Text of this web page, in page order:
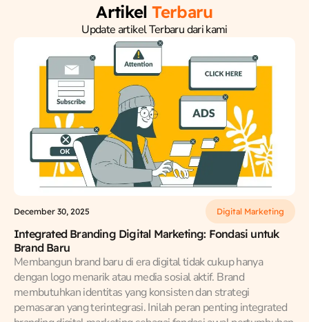
ArtikelTerbaru
Update artikel Terbaru dari kami
December 30, 2025 Digital Marketing
Integrated Branding Digital Marketing: Fondasi untuk
Brand Baru
Membangun brand baru di era digital tidak cukup hanya
dengan logo menarik atau media sosial aktif. Brand
membutuhkan identitas yang konsisten dan strategi
pemasaran yang terintegrasi. Inilah peran penting integrated